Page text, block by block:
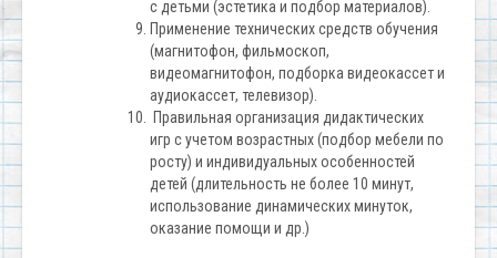
с детьми (эстетика и подбор материалов).
Применение технических средств обучения
(магнитофон, фильмоскоп,
видеомагнитофон, подборка видеокассет и
аудиокассет, телевизор).
Правильная организация дидактических
игр с учетом возрастных (подбор мебели по
росту) и индивидуальных особенностей
детей (длительность не более 10 минут,
использование динамических минуток,
оказание помощи и др.)